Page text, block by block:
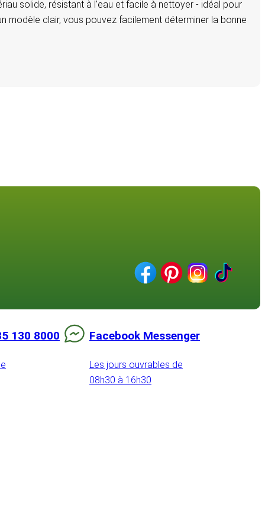
solide, résistant à l'eau et facile à nettoyer - idéal pour
modèle clair, vous pouvez facilement déterminer la bonne
130 8000 Facebook Messenger
Les jours ouvrables de
08h30 à 16h30